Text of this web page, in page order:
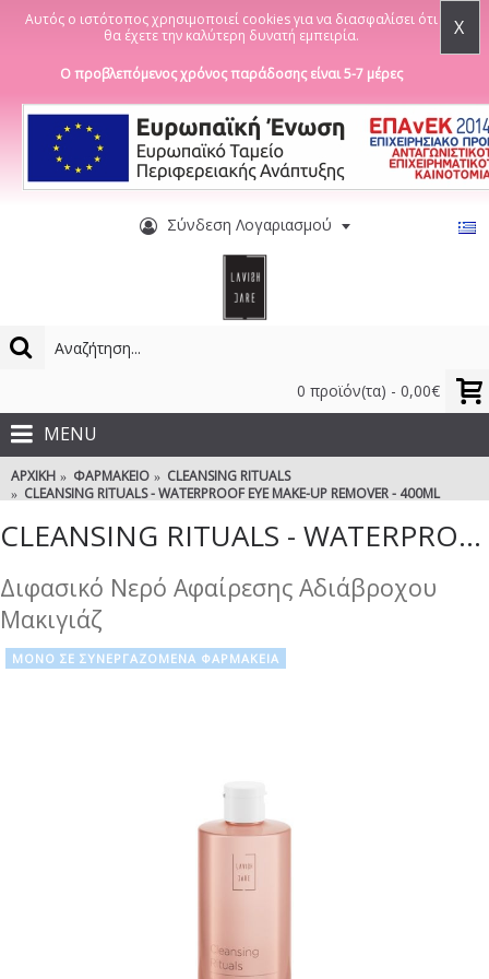
Αυτός ο ιστότοπος χρησιμοποιεί cookies για να διασφαλίσει ότι
θα έχετε την καλύτερη δυνατή εμπειρία.
X
Ο προβλεπόμενος χρόνος παράδοσης είναι 5-7 μέρες
Σύνδεση Λογαριασμού
0 προϊόν(τα) - 0,00€
MENU
ΑΡΧΙΚΉ ΦΑΡΜΑΚΕΊΟ
CLEANSING RITUALS
CLEANSING RITUALS - WATERPROOF EYE MAKE-UP REMOVER - 400ML
CLEANSING RITUALS - WATERPROOF EYE MAKE-UP REMOVER - 400ML
Διφασικό Νερό Αφαίρεσης Αδιάβροχου
Μακιγιάζ
ΜΟΝΟ ΣΕ ΣΥΝΕΡΓΑΖΟΜΕΝΑ ΦΑΡΜΑΚΕΙΑ